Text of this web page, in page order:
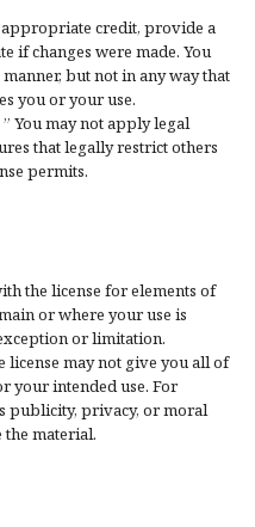
appropriate credit, provide a
if changes were made. You
but not in any way that
you or your use.
” You may not apply legal
that legally restrict others
permits.
the license for elements of
or where your use is
or limitation.
license may not give you all of
your intended use. For
publicity, privacy, or moral
material.